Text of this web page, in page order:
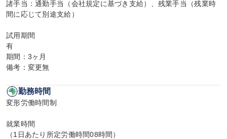
諸手当：通勤手当（会社規定に基づき支給）、残業手当（残業時
間に応じて別途支給）
試用期間
有
期間：3ヶ月
備考：変更無
勤務時間
変形労働時間制
就業時間
（1日あたり所定労働時間08時間）